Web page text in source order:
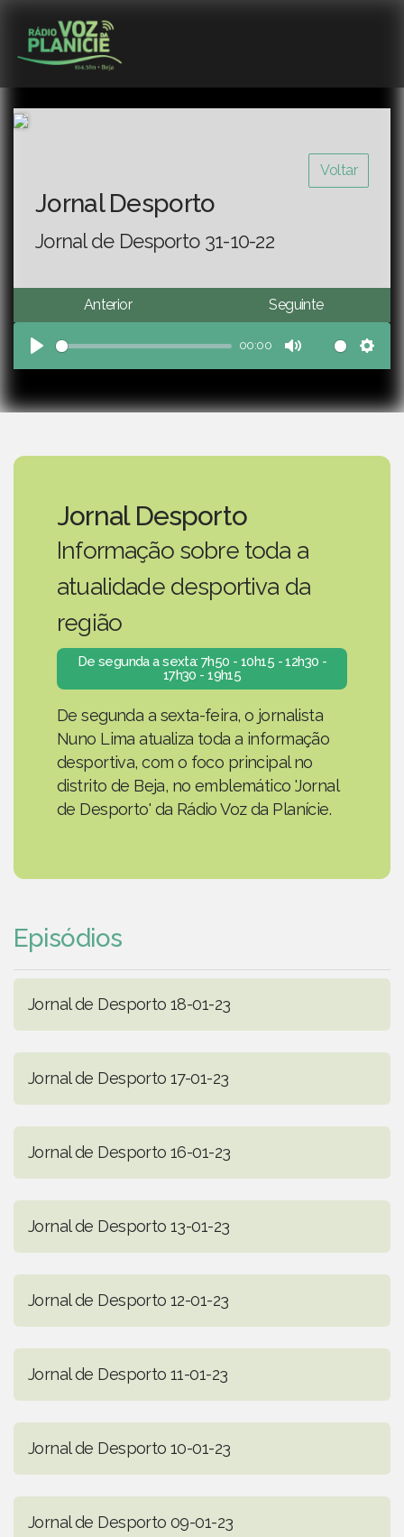
Voltar
Jornal Desporto
Jornal de Desporto 31-10-22
Anterior Seguinte
Play
00:00
Mute
Jornal Desporto
Informação sobre toda a
atualidade desportiva da
região
De segunda a sexta: 7h50 - 10h15 - 12h30 -
17h30 - 19h15
De segunda a sexta-feira, o jornalista
Nuno Lima atualiza toda a informação
desportiva, com o foco principal no
distrito de Beja, no emblemático 'Jornal
de Desporto' da Rádio Voz da Planície.
Episódios
Jornal de Desporto 18-01-23
Jornal de Desporto 17-01-23
Jornal de Desporto 16-01-23
Jornal de Desporto 13-01-23
Jornal de Desporto 12-01-23
Jornal de Desporto 11-01-23
Jornal de Desporto 10-01-23
Jornal de Desporto 09-01-23